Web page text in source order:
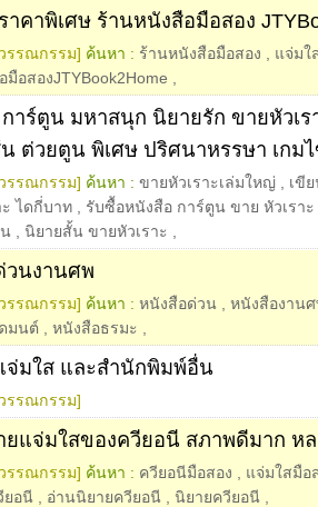
าคาพิเศษ ร้านหนังสือมือสอง
รรณกรรม] ค้นหา : ร้านหนังสือมือสอง
แจ่มใ
อสองJTYBook2Home
าร์ตูน มหาสนุก นิยายรัก ขายหัวเร
น ต่วยตูน พิเศษ ปริศนาหรรษา เกม
รรณกรรม] ค้นหา : ขายหัวเราะเล่มใหญ่
เขี
ไดกี่บาท
รับซื้อหนังสือ การ์ตูน ขาย หัวเรา
นิยายสั้น ขายหัวเราะ
วนงานศพ
รรณกรรม] ค้นหา : หนังสือด่วน
หนังสืองาน
มนต์
หนังสือธรมะ
จ่มใส และสำนักพิมพ์อื่น
รรณกรรม]
แจ่มใสของควียอนี สภาพดีมาก หล
รรณกรรม] ค้นหา : ควียอนีมือสอง
แจ่มใสมือ
ยอนี
อ่านนิยายควียอนี นิยายควียอนี